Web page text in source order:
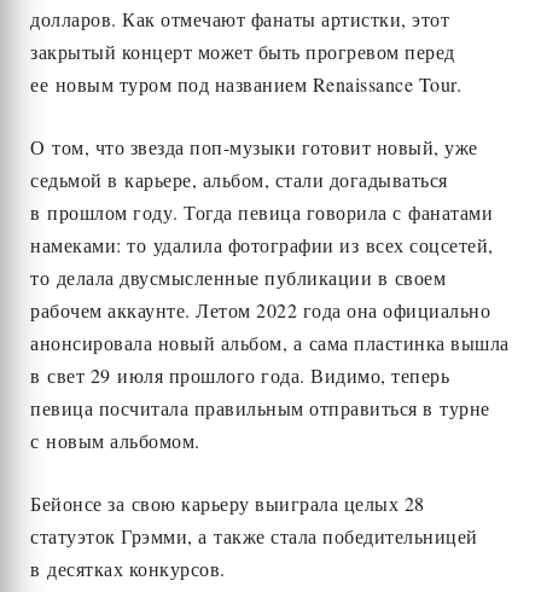
долларов. Как отмечают фанаты артистки, этот
закрытый концерт может быть прогревом перед
ее новым туром под названием Renaissance Tour.
О том, что звезда поп-музыки готовит новый, уже
седьмой в карьере, альбом, стали догадываться
в прошлом году. Тогда певица говорила с фанатами
намеками: то удалила фотографии из всех соцсетей,
то делала двусмысленные публикации в своем
рабочем аккаунте. Летом 2022 года она официально
анонсировала новый альбом, а сама пластинка вышла
в свет 29 июля прошлого года. Видимо, теперь
певица посчитала правильным отправиться в турне
с новым альбомом.
Бейонсе за свою карьеру выиграла целых 28
статуэток Грэмми, а также стала победительницей
в десятках конкурсов.